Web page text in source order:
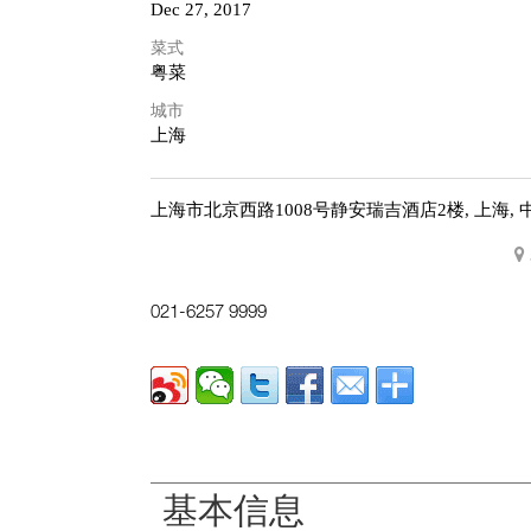
Dec 27, 2017
菜式
粤菜
城市
上海
上海市北京西路1008号静安瑞吉酒店2楼, 上海,
021-6257 9999
基本信息